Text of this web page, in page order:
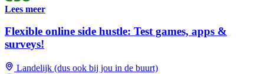
Lees meer
Flexible online side hustle: Test games, apps &
surveys!
Landelijk (dus ook bij jou in de buurt)